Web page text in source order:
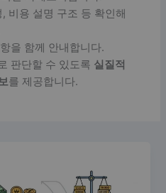
비용 설명 구조 등 확인해
을 함께 안내합니다.
판단할 수 있도록 실질적
를 제공합니다.